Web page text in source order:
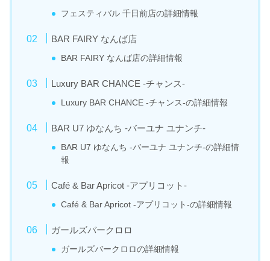
フェスティバル 千日前店の詳細情報
BAR FAIRY なんば店
BAR FAIRY なんば店の詳細情報
Luxury BAR CHANCE -チャンス-
Luxury BAR CHANCE -チャンス-の詳細情報
BAR U7 ゆなんち -バーユナ ユナンチ-
BAR U7 ゆなんち -バーユナ ユナンチ-の詳細情
報
Café & Bar Apricot -アプリコット-
Café & Bar Apricot -アプリコット-の詳細情報
ガールズバークロロ
ガールズバークロロの詳細情報